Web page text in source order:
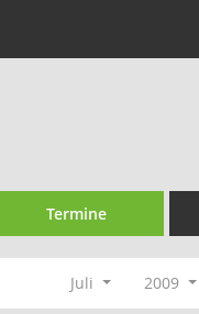
Termine
Juli 2009